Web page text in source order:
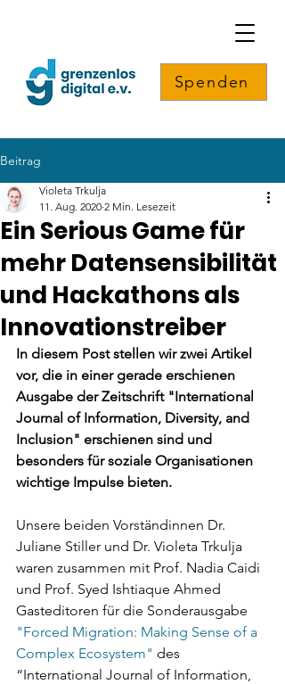
Spenden
Beitrag
Ein Serious Game für
mehr Datensensibilität
und Hackathons als
Innovationstreiber
Violeta Trkulja
11. Aug. 2020 2 Min. Lesezeit
In diesem Post stellen wir zwei Artikel
vor, die in einer gerade erschienen
Ausgabe der Zeitschrift "International
Journal of Information, Diversity, and
Inclusion" erschienen sind und
besonders für soziale Organisationen
wichtige Impulse bieten.
Unsere beiden Vorständinnen Dr.
Juliane Stiller und Dr. Violeta Trkulja
waren zusammen mit Prof. Nadia Caidi
und Prof. Syed Ishtiaque Ahmed
Gasteditoren für die Sonderausgabe
"Forced Migration: Making Sense of a
Complex Ecosystem" des
“International Journal of Information,